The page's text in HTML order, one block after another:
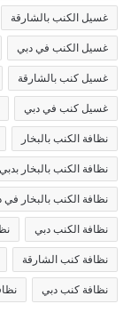
غسيل الكنب بالشارقة
غسيل الكنب في دبي
غسيل كنب بالشارقة
غسيل كنب في دبي
نظافة الكنب بالبخار
نظافة الكنب بالبخار بدبي
نظافة الكنب بالبخار في
نظافة الكنب دبي
نظافة كنب الشارقة
نظافة كنب دبي